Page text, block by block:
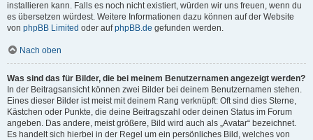
installieren kann. Falls es noch nicht existiert, würden wir uns freuen, wenn du
es übersetzen würdest. Weitere Informationen dazu können auf der Website
von phpBB Limited oder aufphpBB.de gefunden werden.
Nach oben
Was sind das für Bilder, die bei meinem Benutzernamen angezeigt werden?
In der Beitragsansicht können zwei Bilder bei deinem Benutzernamen stehen.
Eines dieser Bilder ist meist mit deinem Rang verknüpft: Oft sind dies Sterne,
Kästchen oder Punkte, die deine Beitragszahl oder deinen Status im Forum
angeben. Das andere, meist größere, Bild wird auch als „Avatar“ bezeichnet.
Es handelt sich hierbei in der Regel um ein persönliches Bild, welches von